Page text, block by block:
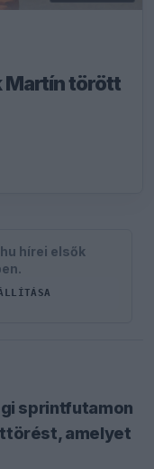
Martín törött
hírei elsők
sprintfutamon
amelyet